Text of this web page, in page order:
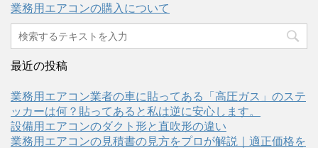
業務用エアコンの購入について
最近の投稿
業務用エアコン業者の車に貼ってある「高圧ガス」のステ
ッカーは何？貼ってあると私は逆に安心します。
設備用エアコンのダクト形と直吹形の違い
業務用エアコンの見積書の見方をプロが解説｜適正価格を